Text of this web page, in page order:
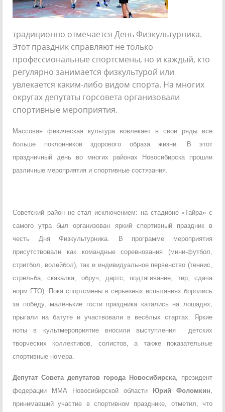
традиционно отмечается День Физкультурника.
Этот праздник справляют не только
профессиональные спортсмены, но и каждый, кто
регулярно занимается физкультурой или
увлекается каким-либо видом спорта. На многих
округах депутаты горсовета организовали
спортивные мероприятия.
Массовая физическая культура вовлекает в свои ряды все
больше поклонников здорового образа жизни. В этот
праздничный день во многих районах Новосибирска прошли
различные мероприятия и спортивные состязания.
Советский район не стал исключением: на стадионе «Тайра» с
самого утра был организован яркий спортивный праздник в
честь Дня Физкультурника. В программе мероприятия
присутствовали как командные соревнования (мини-футбол,
стритбол, волейбол), так и индивидуальное первенство (теннис,
стрельба, скакалка, обруч, дартс, подтягивание, тир, сдача
норм ГТО). Пока спортсмены в серьезных испытаниях боролись
за победу, маленькие гости праздника катались на лошадях,
прыгали на батуте и участвовали в весёлых стартах. Яркие
ноты в культмероприятие вносили выступления детских
творческих коллективов, солистов, а также показательные
спортивные номера.
Депутат Совета депутатов города Новосибирска , президент
федерации ММА Новосибирской области Юрий Фоломкин
принимавший участие в спортивном празднике, отметил, что